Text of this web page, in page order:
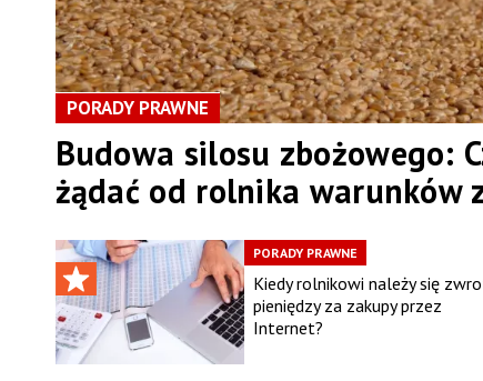
PORADY PRAWNE
Budowa silosu zbożowego:
żądać od rolnika warunków
PORADY PRAWNE
Kiedy rolnikowi należy się
pieniędzy za zakupy przez
Internet?